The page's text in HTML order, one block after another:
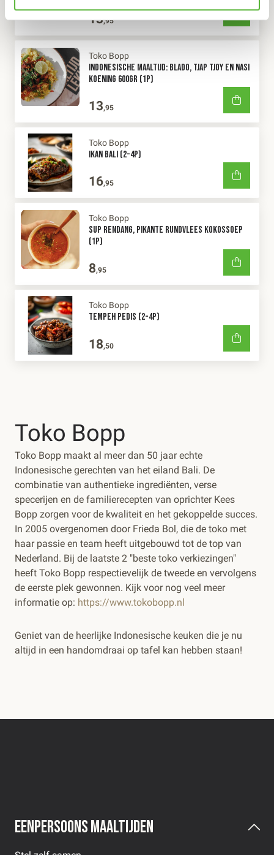
13,95
Toko Bopp
INDONESISCHE MAALTIJD: BLADO, TJAP TJOY EN NASI
KOENING 600GR (1P)
13,95
Toko Bopp
IKAN BALI (2-4P)
16,95
Toko Bopp
SUP RENDANG, PIKANTE RUNDVLEES KOKOSSOEP
(1P)
8,95
Toko Bopp
TEMPEH PEDIS (2-4P)
18,50
Toko Bopp
Toko Bopp maakt al meer dan 50 jaar echte
Indonesische gerechten van het eiland Bali. De
combinatie van authentieke ingrediënten, verse
specerijen en de familierecepten van oprichter Kees
Bopp zorgen voor de kwaliteit en het gekoppelde succes.
In 2005 overgenomen door Frieda Bol, die de toko met
haar passie en team heeft uitgebouwd tot de top van
Nederland. Bij de laatste 2 "beste toko verkiezingen"
heeft Toko Bopp respectievelijk de tweede en vervolgens
de eerste plek gewonnen. Kijk voor nog veel meer
informatie op: https://www.tokobopp.nl
Geniet van de heerlijke Indonesische keuken die je nu
altijd in een handomdraai op tafel kan hebben staan!
Eenpersoons maaltijden